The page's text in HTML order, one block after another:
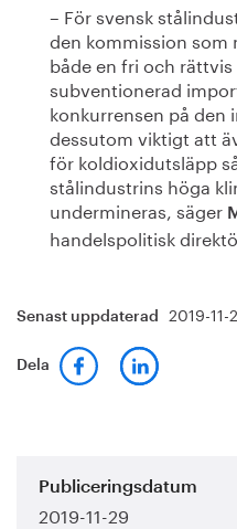
– För svensk
den kommission som
både en fri och
subventionerad
konkurrensen på den
dessutom viktigt att
för koldioxidutsläpp
stålindustrins höga
undermineras, säger
handelspolitisk
Senast uppdaterad 2019-11-
Dela
Publiceringsdatum
2019-11-29